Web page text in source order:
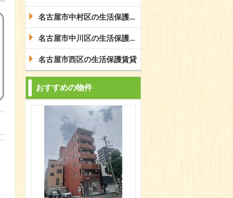
名古屋市中村区の生活保護賃貸
名古屋市中川区の生活保護賃貸
名古屋市西区の生活保護賃貸
おすすめの物件